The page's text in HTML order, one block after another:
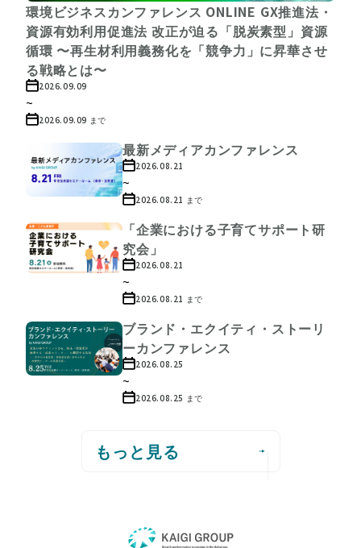
環境ビジネスカンファレンス ONLINE GX推進法・
資源有効利用促進法 改正が迫る「脱炭素型」資源
循環 〜再生材利用義務化を「競争力」に昇華させ
る戦略とは〜
2026.09.09
~
2026.09.09 まで
最新メディアカンファレンス
2026.08.21
~
2026.08.21 まで
「企業における子育てサポート研
究会」
2026.08.21
~
2026.08.21 まで
ブランド・エクイティ・ストーリ
ーカンファレンス
2026.08.25
~
2026.08.25 まで
もっと見る